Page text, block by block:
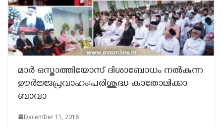
മാർ ഒസ്താത്തിയോസ് ദിശാബോധം നൽകുന്ന
ഊർജ്ജപ്രവാഹം:പരിശുദ്ധ കാതോലിക്കാ
ബാവാ
December 11, 2018